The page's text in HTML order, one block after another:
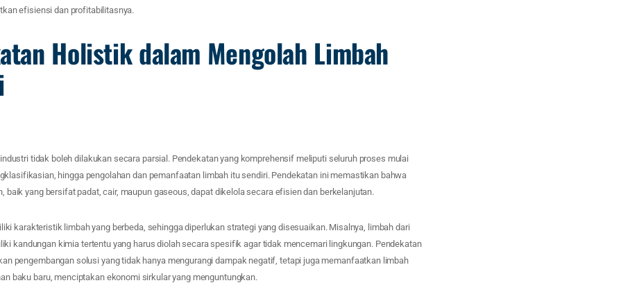
efisiensi dan profitabilitasnya.
Holistik dalam Mengolah Limbah
tidak boleh dilakukan secara parsial. Pendekatan yang komprehensif meliputi seluruh proses mulai
hingga pengolahan dan pemanfaatan limbah itu sendiri. Pendekatan ini memastikan bahwa
baik yang bersifat padat, cair, maupun gaseous, dapat dikelola secara efisien dan berkelanjutan.
karakteristik limbah yang berbeda, sehingga diperlukan strategi yang disesuaikan. Misalnya, limbah dari
kandungan kimia tertentu yang harus diolah secara spesifik agar tidak mencemari lingkungan. Pendekatan
pengembangan solusi yang tidak hanya mengurangi dampak negatif, tetapi juga memanfaatkan limbah
baku baru, menciptakan ekonomi sirkular yang menguntungkan.